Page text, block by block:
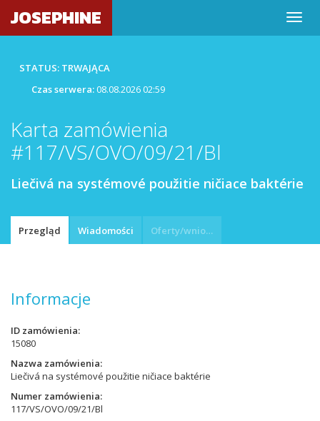
JOSEPHINE
STATUS: TRWAJĄCA
Czas serwera:08.08.2026 02:59
Karta zamówienia
#117/VS/OVO/09/21/Bl
Liečivá na systémové použitie ničiace baktérie
Przegląd Wiadomości Oferty/wnioski
Informacje
ID zamówienia
15080
Nazwa zamówienia
Liečivá na systémové použitie ničiace baktérie
Numer zamówienia
117/VS/OVO/09/21/Bl